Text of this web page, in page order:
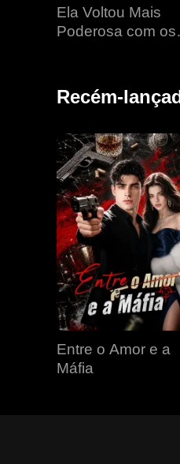
Ela Voltou Mais
Poderosa com os
Recém-
Entre o Amor e a
Máfia